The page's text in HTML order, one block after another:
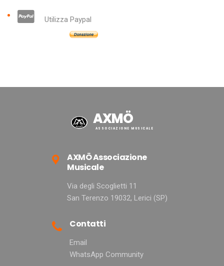
Utilizza Paypal
AXMÖ
ASSOCIAZIONE MUSICALE
AXMÖ Associazione
Musicale
Via degli Scoglietti 11
San Terenzo 19032, Lerici (SP)
Contatti
Email
WhatsApp Community